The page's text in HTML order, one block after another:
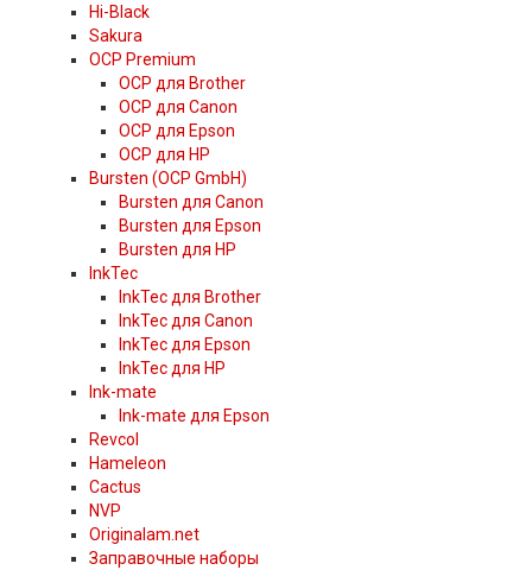
Hi-Black
Sakura
OCP Premium
OCP для Brother
OCP для Canon
OCP для Epson
OCP для HP
Bursten (OCP GmbH)
Bursten для Canon
Bursten для Epson
Bursten для HP
InkTec
InkTec для Brother
InkTec для Canon
InkTec для Epson
InkTec для HP
Ink-mate
Ink-mate для Epson
Revcol
Hameleon
Cactus
NVP
Originalam.net
Заправочные наборы